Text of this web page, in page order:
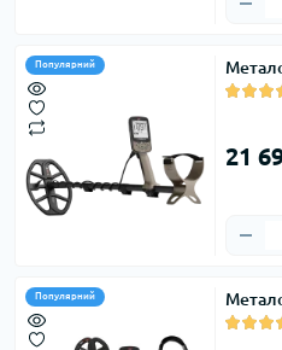
Також у нас можна купити
ретельно перевіряємо
функціональні, справні та
доступною вартістю.
Дане зображення показує
металодетекторів, які
Популярний
21
Популярний